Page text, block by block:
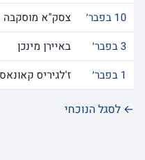
10 בפבר׳
צסק"א מוסקבה
3 בפבר׳
באיירן מינכן
1 בפבר׳
ז'לגיריס קאונאס
← לסגל הנוכחי